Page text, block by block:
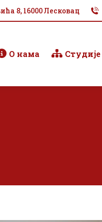
8, 16000 Лесковац
О нама Студије